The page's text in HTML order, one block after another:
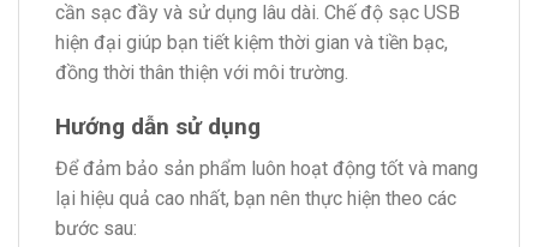
cần sạc đầy và sử dụng lâu dài. Chế độ sạc USB
hiện đại giúp bạn tiết kiệm thời gian và tiền bạc,
đồng thời thân thiện với môi trường.
Hướng dẫn sử dụng
Để đảm bảo sản phẩm luôn hoạt động tốt và mang
lại hiệu quả cao nhất, bạn nên thực hiện theo các
bước sau: